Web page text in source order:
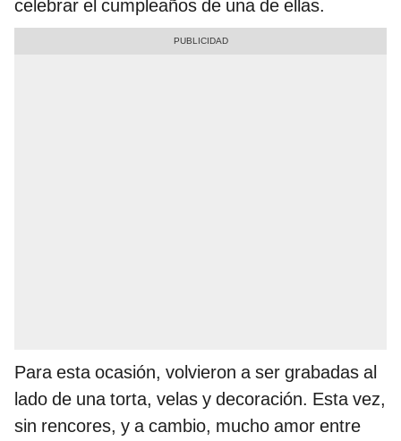
celebrar el cumpleaños de una de ellas.
Para esta ocasión, volvieron a ser grabadas al
lado de una torta, velas y decoración. Esta vez,
sin rencores, y a cambio, mucho amor entre